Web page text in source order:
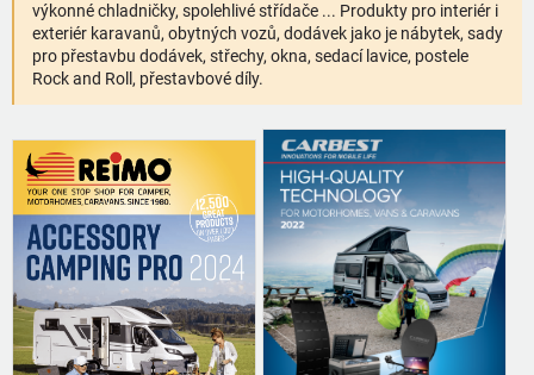
výkonné chladničky, spolehlivé střídače ... Produkty pro interiér i
exteriér karavanů, obytných vozů, dodávek jako je nábytek, sady
pro přestavbu dodávek, střechy, okna, sedací lavice, postele
Rock and Roll, přestavbové díly.